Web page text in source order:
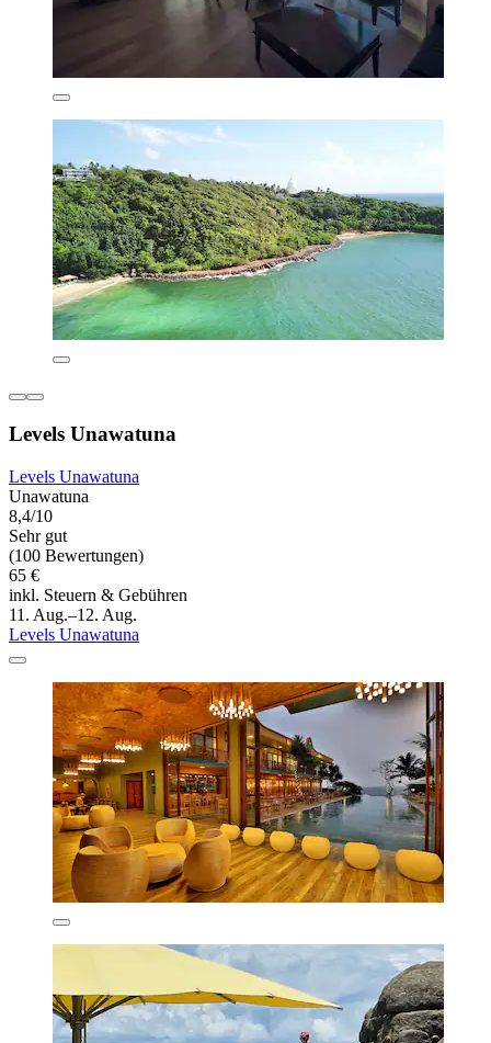
Levels Unawatuna
Levels Unawatuna
Unawatuna
8,4/10
Sehr gut
(100 Bewertungen)
65 €
inkl. Steuern & Gebühren
11. Aug.–12. Aug.
Levels Unawatuna